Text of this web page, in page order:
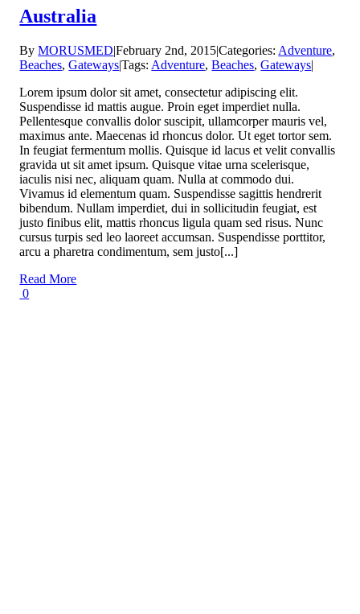
Australia
ByMORUSMED|February 2nd, 2015|Categories: Adventure,
Beaches,Gateways|Tags: Adventure,Beaches,Gateways|
Lorem ipsum dolor sit amet, consectetur adipiscing elit.
Suspendisse id mattis augue. Proin eget imperdiet nulla.
Pellentesque convallis dolor suscipit, ullamcorper mauris vel,
maximus ante. Maecenas id rhoncus dolor. Ut eget tortor sem.
In feugiat fermentum mollis. Quisque id lacus et velit convallis
gravida ut sit amet ipsum. Quisque vitae urna scelerisque,
iaculis nisi nec, aliquam quam. Nulla at commodo dui.
Vivamus id elementum quam. Suspendisse sagittis hendrerit
bibendum. Nullam imperdiet, dui in sollicitudin feugiat, est
justo finibus elit, mattis rhoncus ligula quam sed risus. Nunc
cursus turpis sed leo laoreet accumsan. Suspendisse porttitor,
arcu a pharetra condimentum, sem justo[...]
Read More
0